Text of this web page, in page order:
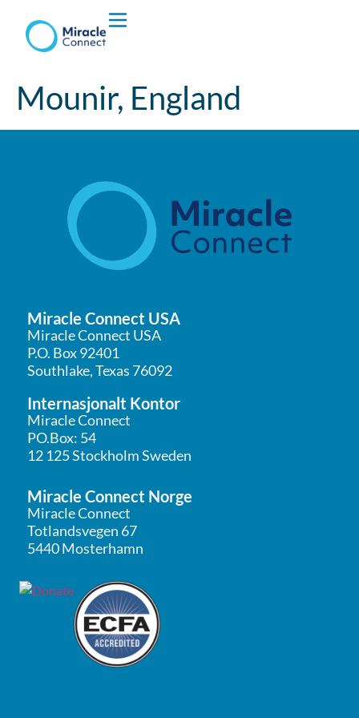
Hva vi Gjør
Mounir, England
Miracle Connect USA
Miracle Connect USA
P.O. Box 92401
Southlake, Texas 76092
Internasjonalt Kontor
Miracle Connect
PO.Box: 54
12 125 Stockholm Sweden
Miracle Connect Norge
Miracle Connect
Totlandsvegen 67
5440 Mosterhamn